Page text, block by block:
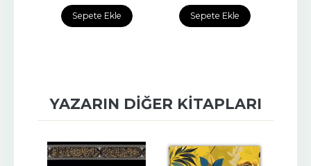
Sepete Ekle Sepete Ekle
YAZARIN DIĞER KITAPLARI